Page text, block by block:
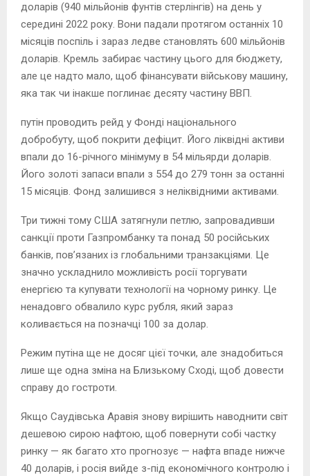
доларів (940 мільйонів фунтів стерлінгів) на день у
середині 2022 року. Вони падали протягом останніх 10
місяців поспіль і зараз ледве становлять 600 мільйонів
доларів. Кремль забирає частину цього для бюджету,
але це надто мало, щоб фінансувати військову машину,
яка так чи інакше поглинає десяту частину ВВП.
путін проводить рейд у Фонді національного
добробуту, щоб покрити дефіцит. Його ліквідні активи
впали до 16-річного мінімуму в 54 мільярди доларів.
Його золоті запаси впали з 554 до 279 тонн за останні
15 місяців. Фонд залишився з неліквідними активами.
Три тижні тому США затягнули петлю, запровадивши
санкції проти Газпромбанку та понад 50 російських
банків, пов’язаних із глобальними транзакціями. Це
значно ускладнило можливість росії торгувати
енергією та купувати технології на чорному ринку. Це
ненадовго обвалило курс рубля, який зараз
коливається на позначці 100 за долар.
Режим путіна ще не досяг цієї точки, але знадобиться
лише ще одна зміна на Близькому Сході, щоб довести
справу до гостроти.
Якщо Саудівська Аравія знову вирішить наводнити світ
дешевою сирою нафтою, щоб повернути собі частку
ринку — як багато хто прогнозує — нафта впаде нижче
40 доларів, і росія вийде з-під економічного контролю і